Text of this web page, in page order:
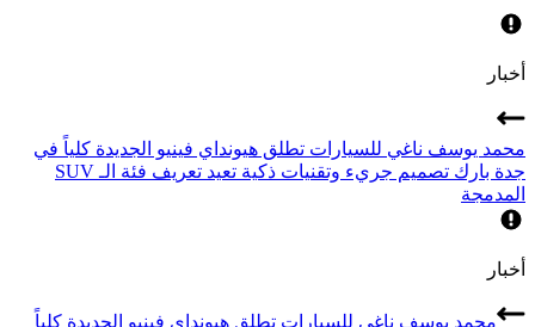
أخبار
محمد يوسف ناغي للسيارات تطلق هيونداي فينيو الجديدة كلياً في
جدة بارك تصميم جريء وتقنيات ذكية تعيد تعريف فئة الـ SUV
المدمجة
أخبار
محمد يوسف ناغي للسيارات تطلق هيونداي فينيو الجديدة كلياً